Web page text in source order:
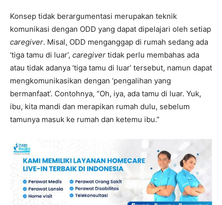
Konsep tidak berargumentasi merupakan teknik
komunikasi dengan ODD yang dapat dipelajari oleh setiap
caregiver. Misal, ODD menganggap di rumah sedang ada
‘tiga tamu di luar’, caregiver tidak perlu membahas ada
atau tidak adanya ‘tiga tamu di luar’ tersebut, namun dapat
mengkomunikasikan dengan ‘pengalihan yang
bermanfaat’. Contohnya, “Oh, iya, ada tamu di luar. Yuk,
ibu, kita mandi dan merapikan rumah dulu, sebelum
tamunya masuk ke rumah dan ketemu ibu.”